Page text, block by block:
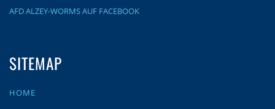
AFD ALZEY-WORMS AUF FACEBOOK
SITEMAP
HOME